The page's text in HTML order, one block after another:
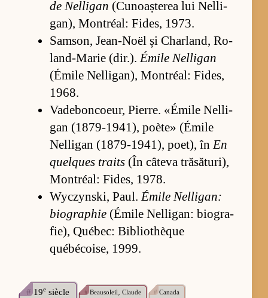
de Nel­li­gan (Cu­noaș­te­rea lui Nel­li­
gan), Montréal: Fi­des, 1973.
Sam­son, Je­an-Noël și Char­land, Ro­
lan­d-Ma­rie (dir.).Émile Nel­li­gan
(É­mile Nel­li­gan), Montréal: Fi­des,
1968.
Va­de­bon­co­e­ur, Pier­re. «É­mile Nel­li­
gan (1879-1941), poète» (É­mile
Nel­li­gan (1879-1941), po­e­t), înEn
qu­el­ques traits(În câ­teva tră­să­tu­ri),
Montréal: Fi­des, 1978.
Wyc­zyn­ski, Pa­ul.Émile Nel­li­gan:
bi­o­graphie(É­mile Nel­li­gan: bi­o­gra­
fi­e), Québec: Bi­bli­othèque
québéco­i­se, 1999.
#19e siècle #Beausoleil‚ Claude #Canada